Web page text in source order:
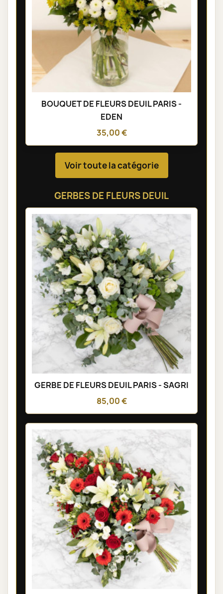
BOUQUET DE FLEURS DEUIL PARIS -
EDEN
35,00 €
Voir toute la catégorie
GERBES DE FLEURS DEUIL
GERBE DE FLEURS DEUIL PARIS - SAGRI
85,00 €